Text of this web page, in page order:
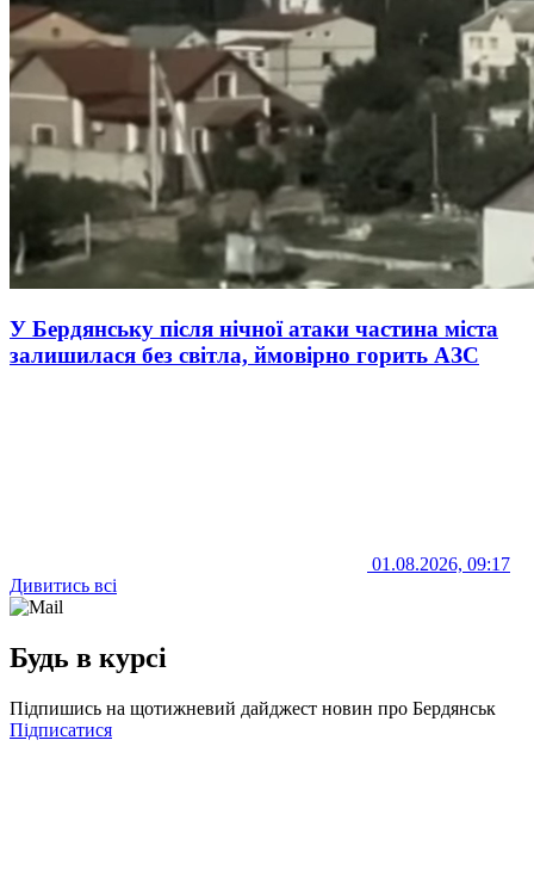
У Бердянську після нічної атаки частина міста
залишилася без світла, ймовірно горить АЗС
01.08.2026, 09:17
Дивитись всі
Будь в курсі
Підпишись на щотижневий дайджест новин про Бердянськ
Підписатися